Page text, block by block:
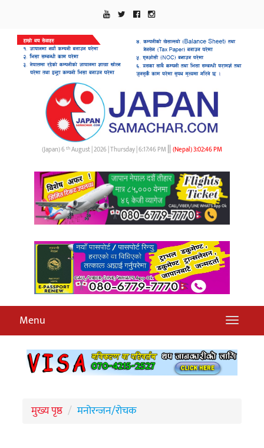
(Japan) 6thAugust | 2026 | Thursday | 6:17:46 PM || (Nepal)3:02:46 PM
Menu
मुख्य पृष्ठ मनोरन्जन/रोचक